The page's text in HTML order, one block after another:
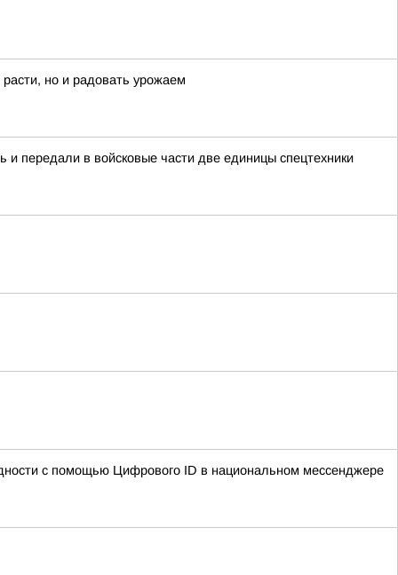
но и радовать урожаем
и передали в войсковые части две единицы спецтехники
с помощью Цифрового ID в национальном мессенджере